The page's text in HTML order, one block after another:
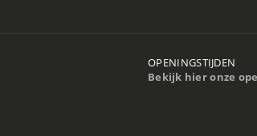
OPENINGSTIJDEN
Bekijk hier onze